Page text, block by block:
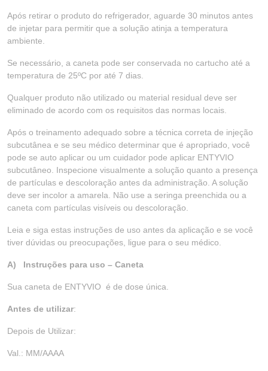
Após retirar o produto do refrigerador, aguarde 30 minutos antes
de injetar para permitir que a solução atinja a temperatura
ambiente.
Se necessário, a caneta pode ser conservada no cartucho até a
temperatura de 25ºC por até 7 dias.
Qualquer produto não utilizado ou material residual deve ser
eliminado de acordo com os requisitos das normas locais.
Após o treinamento adequado sobre a técnica correta de injeção
subcutânea e se seu médico determinar que é apropriado, você
pode se auto aplicar ou um cuidador pode aplicar ENTYVIO
subcutâneo. Inspecione visualmente a solução quanto a presença
de partículas e descoloração antes da administração. A solução
deve ser incolor a amarela. Não use a seringa preenchida ou a
caneta com partículas visíveis ou descoloração.
Leia e siga estas instruções de uso antes da aplicação e se você
tiver dúvidas ou preocupações, ligue para o seu médico.
A) Instruções para uso – Caneta
Sua caneta de ENTYVIO é de dose única.
Antes de utilizar:
Depois de Utilizar:
Val.: MM/AAAA